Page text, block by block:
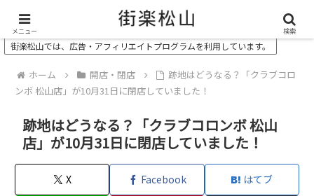
＼ 松山の街を“オモシロク”する地域情報メディア ／
街楽松山では、広告・アフィリエイトプログラムを利用しています。
ホーム 開店・閉店
跡地はどうなる？「クラブコロ
ンボ 松山店」が10月31日に閉店していました！
跡地はどうなる？「クラブコロンボ 松山
店」が10月31日に閉店していました！
X Facebook はてブ
メニュー 検索